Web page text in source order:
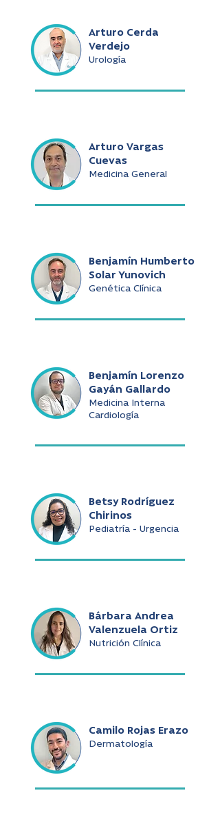
Arturo Cerda
Verdejo
Urología
Arturo Vargas
Cuevas
Medicina General
Benjamín Humberto
Solar Yunovich
Genética Clínica
Benjamín Lorenzo
Gayán Gallardo
Medicina Interna
Cardiología
Betsy Rodríguez
Chirinos
Pediatría - Urgencia
Bárbara Andrea
Valenzuela Ortiz
Nutrición Clínica
Camilo Rojas Erazo
Dermatología